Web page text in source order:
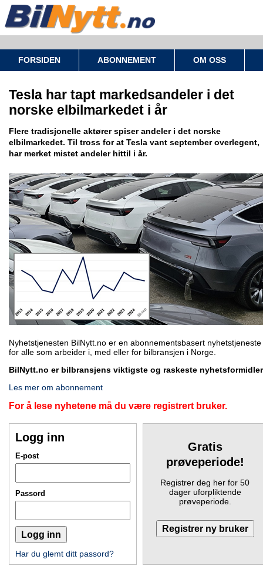
FORSIDEN ABONNEMENT OM OSS
Tesla har tapt markedsandeler i det
norske elbilmarkedet i år
Flere tradisjonelle aktører spiser andeler i det norske
elbilmarkedet. Til tross for at Tesla vant september overlegent,
har merket mistet andeler hittil i år.
Nyhetstjenesten BilNytt.no er en abonnementsbasert nyhetstjeneste
for alle som arbeider i, med eller for bilbransjen i Norge.
BilNytt.no er bilbransjens viktigste og raskeste
Les mer om abonnement
For å lese nyhetene må du være registrert bruker.
Logg inn
E-post
Passord
Har du glemt ditt passord?
Gratis
prøveperiode!
Registrer deg her for 50
dager uforpliktende
prøveperiode.